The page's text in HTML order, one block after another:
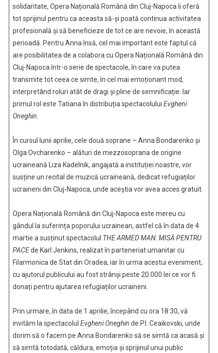
solidaritate, Opera Națională Română din Cluj-Napoca îi oferă
tot sprijinul pentru ca aceasta să-și poată continua activitatea
profesională și să beneficieze de tot ce are nevoie, în această
perioadă. Pentru Anna însă, cel mai important este faptul că
are posibilitatea de a colabora cu Opera Națională Română din
Cluj-Napoca într-o serie de spectacole, în care va putea
transmite tot ceea ce simte, în cel mai emoționant mod,
interpretând roluri atât de dragi și pline de semnificație. Iar
primul rol este Tatiana în distribuția spectacolului Evgheni
Oneghin.
În cursul lunii aprilie, cele două soprane – Anna Bondarenko și
Olga Ovcharenko – alături de mezzosoprana de origine
ucraineană Liza Kadelnik, angajată a instituției noastre, vor
susține un recital de muzică ucraineană, dedicat refugiaților
ucraineni din Cluj-Napoca, unde aceștia vor avea acces gratuit.
Opera Națională Română din Cluj-Napoca este mereu cu
gândul la suferința poporului ucrainean, astfel că în data de 4
martie a susținut spectacolul THE ARMED MAN: MISĂ PENTRU
PACEde Karl Jenkins, realizat în parteneriat umanitar cu
Filarmonica de Stat din Oradea, iar în urma acestui eveniment,
cu ajutorul publicului au fost strânși peste 20.000 lei ce vor fi
donați pentru ajutarea refugiaților ucraineni.
Prin urmare, în data de 1 aprilie, începând cu ora 18:30, vă
invităm la spectacolul Evgheni Oneghin de P.I. Ceaikovski, unde
dorim să o facem pe Anna Bondarenko să se simtă ca acasă și
să simtă totodată, căldura, emoția și sprijinul unui public